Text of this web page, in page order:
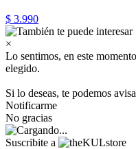
$ 3.990
×
Lo sentimos, en este
elegido.
Si lo deseas, te podemos
Notificarme
No gracias
Suscribite a